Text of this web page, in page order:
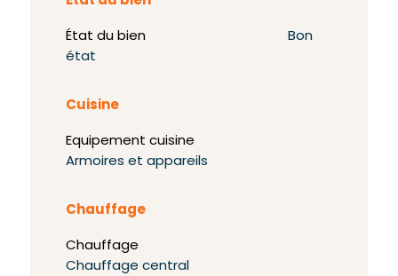
État du bien
Bon
état
Cuisine
Equipement cuisine
Armoires et appareils
Chauffage
Chauffage
Chauffage central